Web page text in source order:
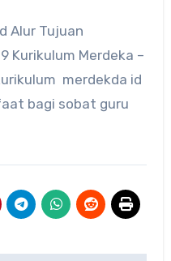
Alur Tujuan
Kurikulum Merdeka –
merdekda id
bagi sobat guru